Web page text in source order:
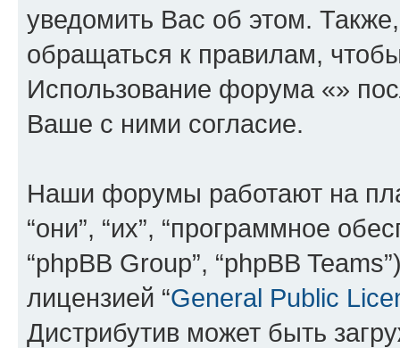
уведомить Вас об этом.
обращаться к правилам,
Использование форума «»
Ваше с ними согласие.
Наши форумы работают на
“они”, “их”, “программное
“phpBB Group”, “phpBB
лицензией “General Public
Дистрибутив может быть